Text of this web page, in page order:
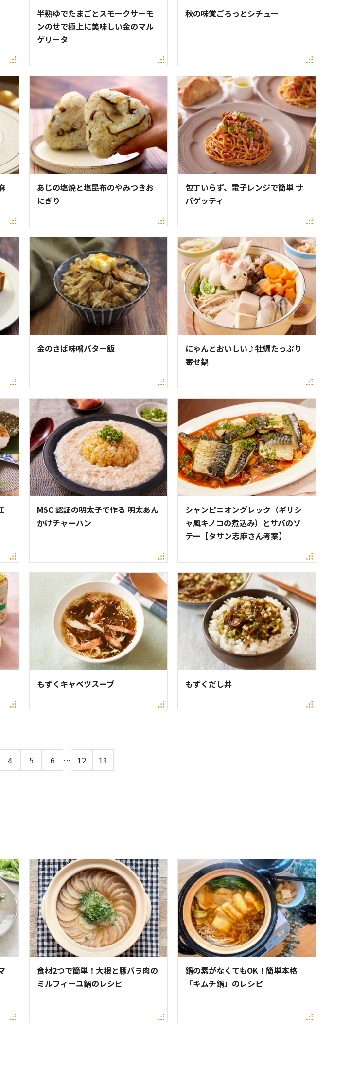
半熟ゆでたまごとスモークサーモ
ンのせで極上に美味しい金のマル
ゲリータ
秋の味覚ごろっとシチュー
あじの塩焼と塩昆布のやみつきお
にぎり
包丁いらず、電子レンジで簡単 サ
バゲッティ
金のさば味噌バター飯
にゃんとおいしい♪牡蠣たっぷり
寄せ鍋
MSC 認証の明太子で作る 明太あん
かけチャーハン
シャンピニオングレック（ギリシ
ャ風キノコの煮込み）とサバのソ
テー【タサン志麻さん考案】
もずくキャベツスープ もずくだし丼
4 5 6 … 12 13
食材2つで簡単！大根と豚バラ肉の
ミルフィーユ鍋のレシピ
鍋の素がなくてもOK！簡単本格
「キムチ鍋」のレシピ